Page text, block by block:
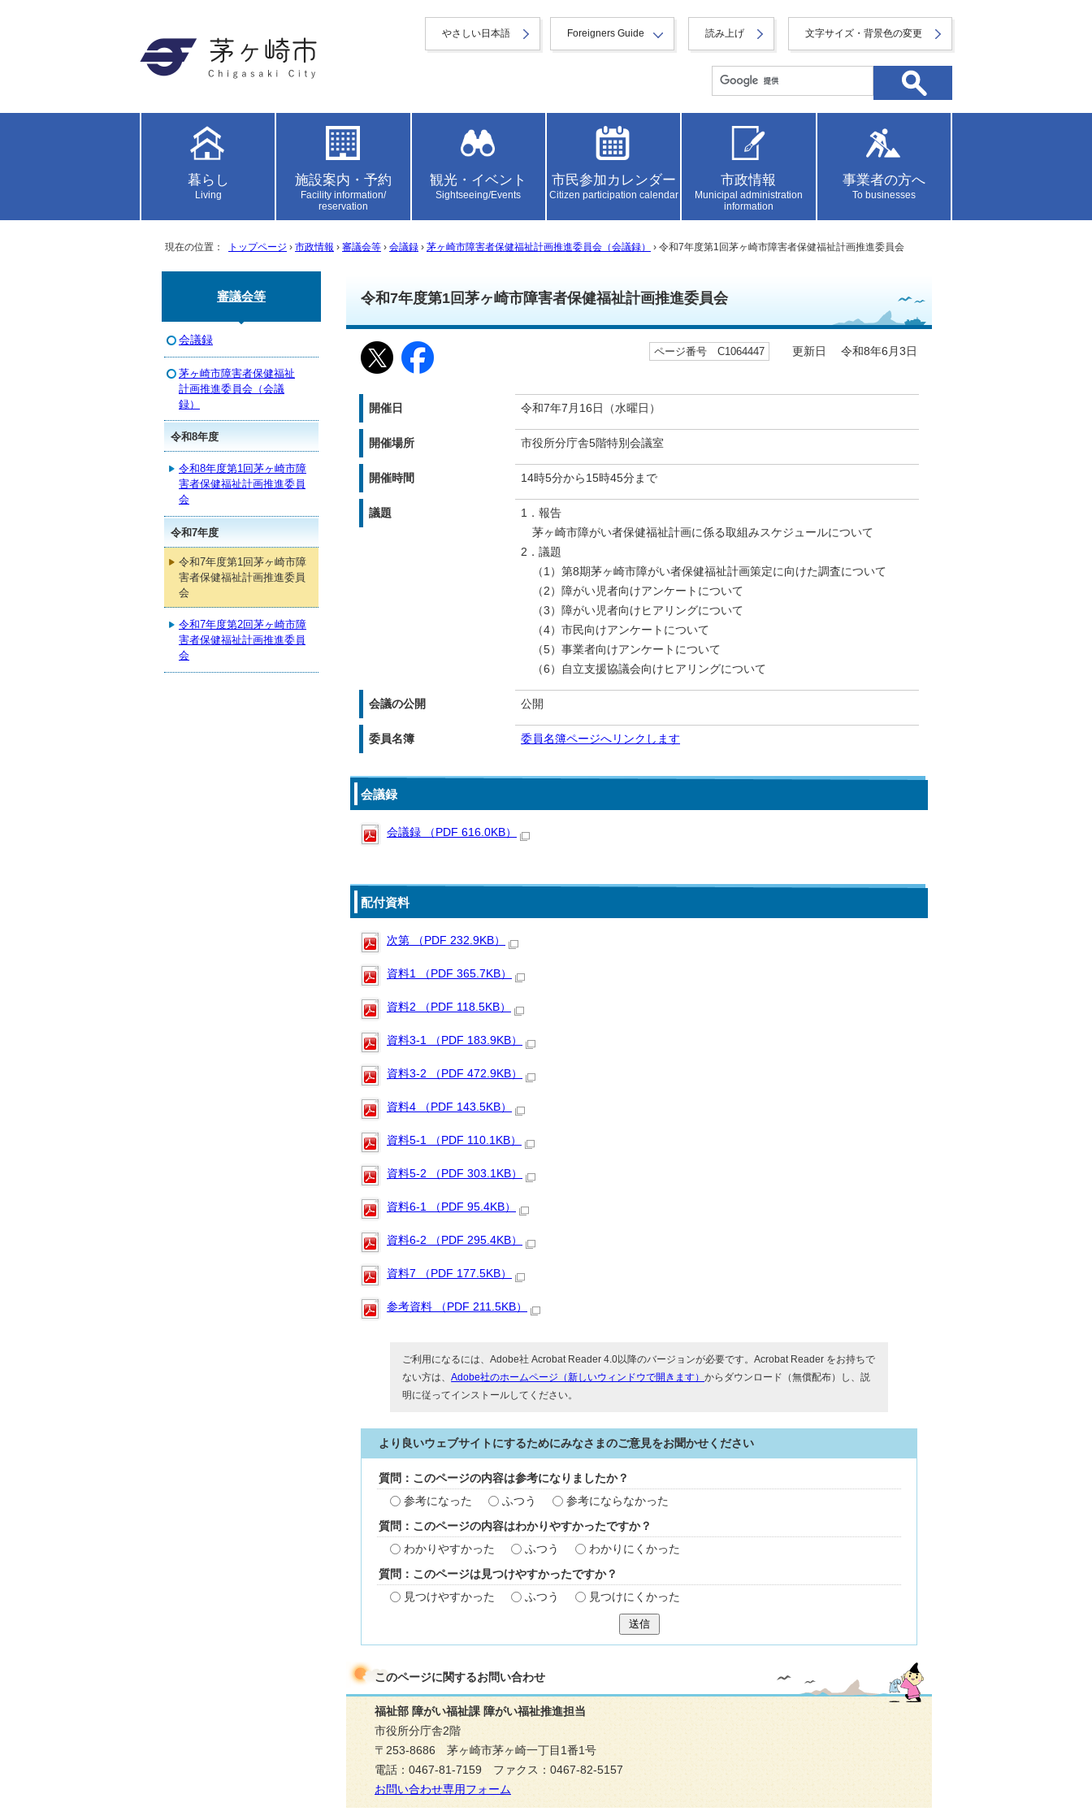
やさしい日本語 Foreigners Guide 読み上げ 文字サイズ・背景色の変更
暮らし
Living
施設案内・予約
Facility information/
reservation
観光・イベント
Sightseeing/Events
市民参加カレンダー
Citizen participation calendar
市政情報
Municipal administration
information
事業者の方へ
To businesses
現在の位置： トップページ › 市政情報 › 審議会等 › 会議録 › 茅ヶ崎市障害者保健福祉計画推進委員会（会議録） › 令和7年度第1回茅ヶ崎市障害者保健福祉計画推進委員会
令和7年度第1回茅ヶ崎市障害者保健福祉計画推進委員会
ページ番号 C1064447 更新日 令和8年6月3日
開催日 令和7年7月16日（水曜日）
開催場所 市役所分庁舎5階特別会議室
開催時間 14時5分から15時45分まで
議題
1．報告
茅ヶ崎市障がい者保健福祉計画に係る取組みスケジュールについて
2．議題
（1）第8期茅ヶ崎市障がい者保健福祉計画策定に向けた調査について
（2）障がい児者向けアンケートについて
（3）障がい児者向けヒアリングについて
（4）市民向けアンケートについて
（5）事業者向けアンケートについて
（6）自立支援協議会向けヒアリングについて
会議の公開 公開
委員名簿 委員名簿ページへリンクします
会議録
会議録 （PDF 616.0KB）
配付資料
次第 （PDF 232.9KB）
資料1 （PDF 365.7KB）
資料2 （PDF 118.5KB）
資料3-1 （PDF 183.9KB）
資料3-2 （PDF 472.9KB）
資料4 （PDF 143.5KB）
資料5-1 （PDF 110.1KB）
資料5-2 （PDF 303.1KB）
資料6-1 （PDF 95.4KB）
資料6-2 （PDF 295.4KB）
資料7 （PDF 177.5KB）
参考資料 （PDF 211.5KB）
ご利用になるには、Adobe社 Acrobat Reader 4.0以降のバージョンが必要です。Acrobat Reader をお持ちで
ない方は、Adobe社のホームページ（新しいウィンドウで開きます）からダウンロード（無償配布）し、説
明に従ってインストールしてください。
より良いウェブサイトにするためにみなさまのご意見をお聞かせください
質問：このページの内容は参考になりましたか？
参考になった
ふつう 参考にならなかった
質問：このページの内容はわかりやすかったですか？
わかりやすかった
ふつう わかりにくかった
質問：このページは見つけやすかったですか？
見つけやすかった
ふつう 見つけにくかった
送信
このページに関するお問い合わせ
福祉部 障がい福祉課 障がい福祉推進担当
市役所分庁舎2階
〒253-8686 茅ヶ崎市茅ヶ崎一丁目1番1号
電話：0467-81-7159 ファクス：0467-82-5157
お問い合わせ専用フォーム
審議会等
会議録
茅ヶ崎市障害者保健福祉
計画推進委員会（会議
録）
令和8年度
令和8年度第1回茅ヶ崎市障
害者保健福祉計画推進委員
会
令和7年度
令和7年度第1回茅ヶ崎市障
害者保健福祉計画推進委員
会
令和7年度第2回茅ヶ崎市障
害者保健福祉計画推進委員
会